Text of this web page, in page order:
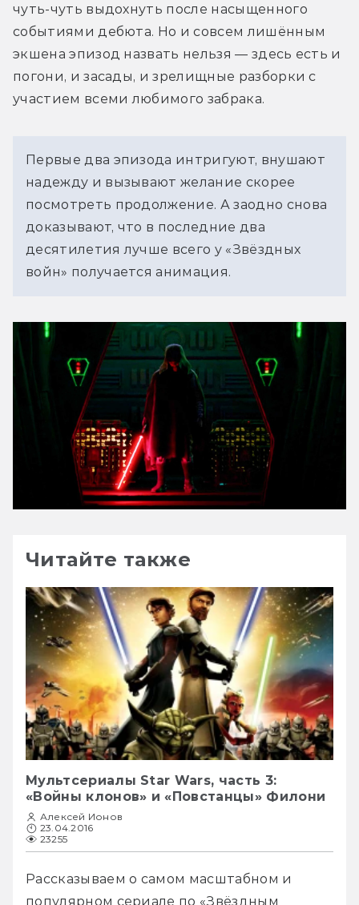
чуть-чуть выдохнуть после насыщенного
событиями дебюта. Но и совсем лишённым
экшена эпизод назвать нельзя — здесь есть и
погони, и засады, и зрелищные разборки с
участием всеми любимого забрака.
Первые два эпизода интригуют, внушают
надежду и вызывают желание скорее
посмотреть продолжение. А заодно снова
доказывают, что в последние два
десятилетия лучше всего у «Звёздных
войн» получается анимация.
Читайте также
Мультсериалы Star Wars, часть 3:
«Войны клонов» и «Повстанцы» Филони
Алексей Ионов
23.04.2016
23255
Рассказываем о самом масштабном и
популярном сериале по «Звёздным